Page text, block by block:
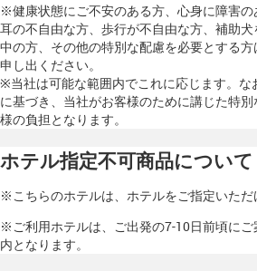
※健康状態にご不安のある方、心身に障害の
耳の不自由な方、歩行が不自由な方、補助
中の方、その他の特別な配慮を必要とする
申し出ください。
※当社は可能な範囲内でこれに応じます。な
に基づき、当社がお客様のために講じた特
様の負担となります。
ホテル指定不可商品について
※こちらのホテルは、ホテルをご指定いただ
※ご利用ホテルは、ご出発の7-10日前頃に
内となります。